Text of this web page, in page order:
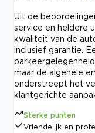
Uit de
service en heldere
kwaliteit van de
inclusief garantie.
maar de algehele
onderstreept het
klantgerichte
Sterke punten
Vriendelijk en